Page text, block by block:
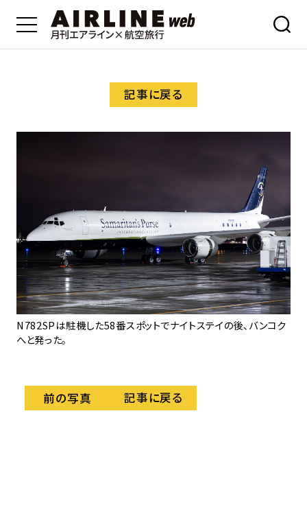
記事に戻る
N782SPは駐機した58番スポットでナイトステイの後、バンコク
へと発った。
前の写真 記事に戻る